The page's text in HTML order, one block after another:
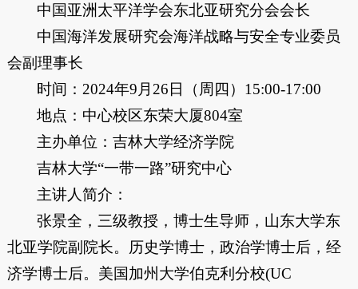
中国亚洲太平洋学会东北亚研究分会会长
中国海洋发展研究会海洋战略与安全专业委员
会副理事长
时间：2024年9月26日（周四）15:00-17:00
地点：中心校区东荣大厦804室
主办单位：吉林大学经济学院
吉林大学“一带一路”研究中心
主讲人简介：
张景全，三级教授，博士生导师，山东大学东
北亚学院副院长。历史学博士，政治学博士后，经
济学博士后。美国加州大学伯克利分校(UC